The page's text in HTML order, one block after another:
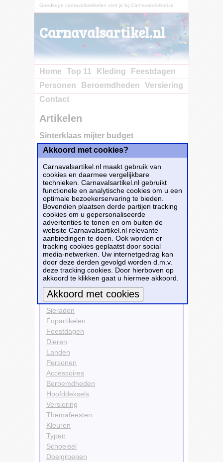
Goedkope carnavalsartikelen vind je bij CarnavalsArtikel.nl
Carnavalsartikel.nl
Home Top 11 Kleding
Feestdagen
Personen
Beroemdheden
Versiering
Contact
Artikelen
Sinterklaas mijter budget
Koop nu bij e-
Carnavalskleding.nl voor slechts€ 15.95!
Dit carnavalsartikelSinterklaas mijter budget
is te bestellen bijE-Carnavalskleding.nlvoor
15,95.
Bestellen
Feestdagen
Sinterklaas
Bekijk alle carnavalsartikelen
Carnavalsartikelen
Kleding
Sieraden
Fopartikelen
Feestdagen
Dieren
Landen
Personen
Accessoires
Beroemdheden
Hoofddeksels
Versiering
Themafeesten
Kleuren
Typen
Schoeisel
Doelgroepen
Akkoord met cookies?
Carnavalsartikel.nl maakt gebruik van
cookies en daarmee vergelijkbare
technieken. Carnavalsartikel.nl gebruikt
functionele en analytische cookies om u een
optimale bezoekerservaring te bieden.
Bovendien plaatsen derde partijen tracking
cookies om u gepersonaliseerde
advertenties te tonen en om buiten de
website Carnavalsartikel.nl relevante
aanbiedingen te doen. Ook worden er
tracking cookies geplaatst door social
media-netwerken. Uw internetgedrag kan
door deze derden gevolgd worden d.m.v.
deze tracking cookies. Door hierboven op
akkoord te klikken gaat u hiermee akkoord.
Meer informatie